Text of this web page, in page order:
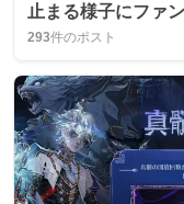
止まる様子にファ
293件のポスト